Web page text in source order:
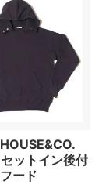
ットイン後付
フード